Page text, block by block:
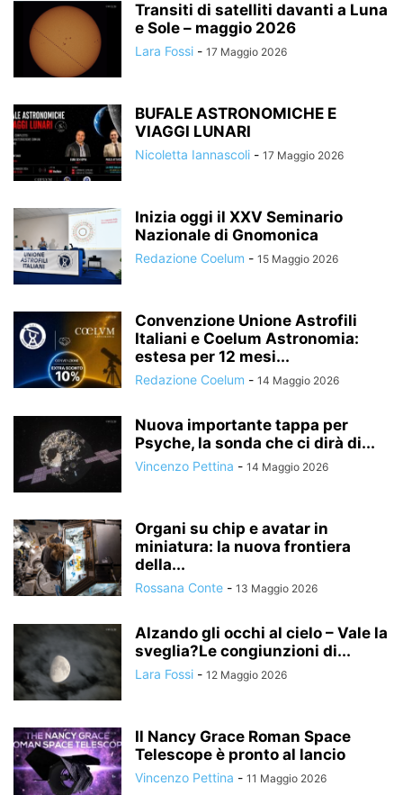
Transiti di satelliti davanti a Luna
e Sole – maggio 2026
Lara Fossi - 17 Maggio 2026
BUFALE ASTRONOMICHE E
VIAGGI LUNARI
Nicoletta Iannascoli - 17 Maggio 2026
Inizia oggi il XXV Seminario
Nazionale di Gnomonica
Redazione Coelum - 15 Maggio 2026
Convenzione Unione Astrofili
Italiani e Coelum Astronomia:
estesa per 12 mesi...
Redazione Coelum - 14 Maggio 2026
Nuova importante tappa per
Psyche, la sonda che ci dirà di...
Vincenzo Pettina - 14 Maggio 2026
Organi su chip e avatar in
miniatura: la nuova frontiera
della...
Rossana Conte - 13 Maggio 2026
Alzando gli occhi al cielo – Vale la
sveglia?Le congiunzioni di...
Lara Fossi - 12 Maggio 2026
Il Nancy Grace Roman Space
Telescope è pronto al lancio
Vincenzo Pettina - 11 Maggio 2026